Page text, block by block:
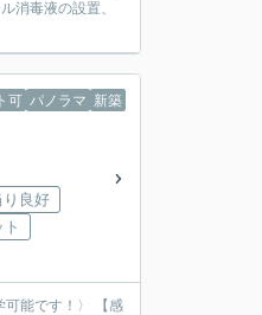
消毒液の設置、
可 パノラマ 新築
り良好
可能です！〉 【感